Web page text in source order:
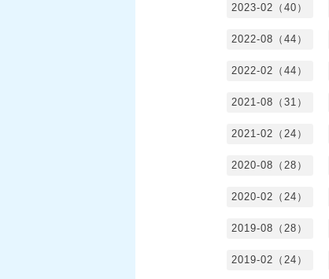
2023-02（40）
2022-08（44）
2022-02（44）
2021-08（31）
2021-02（24）
2020-08（28）
2020-02（24）
2019-08（28）
2019-02（24）